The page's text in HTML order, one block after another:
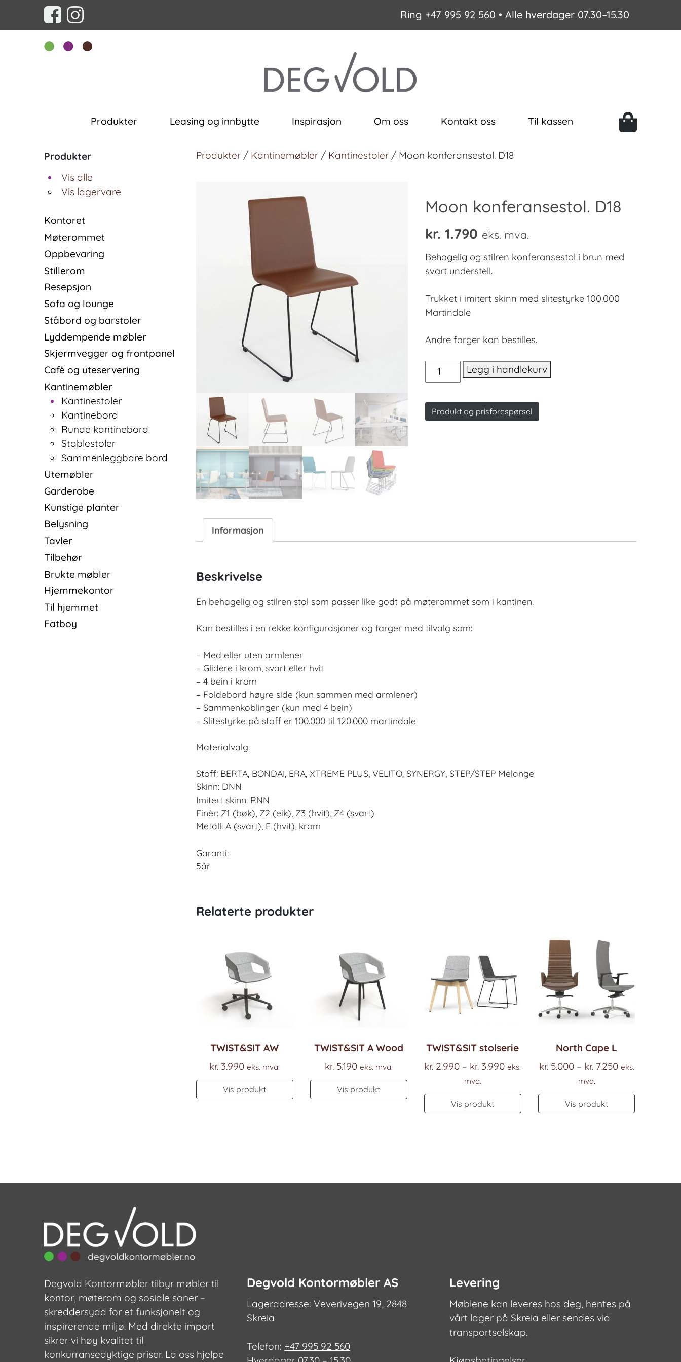
Ring +47 995 92 560 • Alle hverdager 07.30–15.30
Produkter Leasing og innbytte Inspirasjon Om oss Kontakt oss Til kassen
Produkter
Vis alle
Vis lagervare
Kontoret
Møterommet
Oppbevaring
Stillerom
Resepsjon
Sofa og lounge
Ståbord og barstoler
Lyddempende møbler
Skjermvegger og frontpanel
Cafè og uteservering
Kantinemøbler
Kantinestoler
Kantinebord
Runde kantinebord
Stablestoler
Sammenleggbare bord
Utemøbler
Garderobe
Kunstige planter
Belysning
Tavler
Tilbehør
Brukte møbler
Hjemmekontor
Til hjemmet
Fatboy
Produkter / Kantinemøbler / Kantinestoler / Moon konferansestol. D18
Moon konferansestol. D18
kr. 1.790 eks. mva.
Behagelig og stilren konferansestol i brun med
svart understell.
Trukket i imitert skinn med slitestyrke 100.000
Martindale
Andre farger kan bestilles.
Moon
konferansestol.
antall
Legg i handlekurv
Produkt og prisforespørsel
Informasjon
Beskrivelse
En behagelig og stilren stol som passer like godt på møterommet som i kantinen.
Kan bestilles i en rekke konfigurasjoner og farger med tilvalg som:
– Med eller uten armlener
– Glidere i krom, svart eller hvit
– 4 bein i krom
– Foldebord høyre side (kun sammen med armlener)
– Sammenkoblinger (kun med 4 bein)
– Slitestyrke på stoff er 100.000 til 120.000 martindale
Materialvalg:
Stoff: BERTA, BONDAI, ERA, XTREME PLUS, VELITO, SYNERGY, STEP/STEP Melange
Skinn: DNN
Imitert skinn: RNN
Finèr: Z1 (bøk), Z2 (eik), Z3 (hvit), Z4 (svart)
Metall: A (svart), E (hvit), krom
Garanti:
5år
Relaterte produkter
TWIST&SIT AW
kr. 3.990 eks. mva.
Vis produkt
TWIST&SIT A Wood
kr.5.190 eks. mva.
Vis produkt
TWIST&SIT stolserie
kr. 2.990 – kr. 3.990Prisområde:
til
eks.
mva.
Vis produkt
Dette
produktet
kan
North Cape L
kr.5.000 – kr.7.250Prisområde:
til
eks.
mva.
Vis produkt
Dette
produktet
kan
Degvold Kontormøbler tilbyr møbler til
kontor, møterom og sosiale soner –
skreddersydd for et funksjonelt og
inspirerende miljø. Med direkte import
sikrer vi høy kvalitet til
konkurransedyktige priser. La oss hjelpe
Degvold Kontormøbler AS
Lageradresse: Veverivegen 19, 2848
Skreia
Telefon: +47 995 92 560
Levering
Møblene kan leveres hos deg, hentes på
vårt lager på Skreia eller sendes via
transportselskap.